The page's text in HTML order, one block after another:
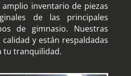
inventario de piezas
de las principales
de gimnasio. Nuestras
y están respaldadas
tu tranquilidad.